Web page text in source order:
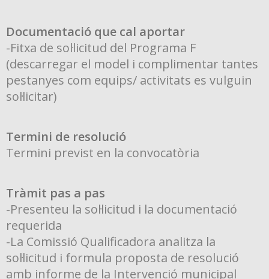
Documentació que cal aportar
-Fitxa de sol·licitud del Programa F
(descarregar el model i complimentar tantes
pestanyes com equips/ activitats es vulguin
sol·licitar)
Termini de resolució
Termini previst en la convocatòria
Tràmit pas a pas
-Presenteu la sol·licitud i la documentació
requerida
-La Comissió Qualificadora analitza la
sol·licitud i formula proposta de resolució
amb informe de la Intervenció municipal